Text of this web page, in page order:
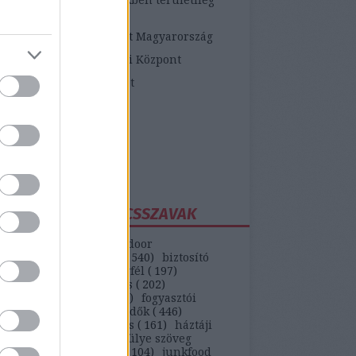
Fogyasztói Központ Magyarország
Fogyasztóvédelmi Központ
Békéltető Testület
Alapítvány
KULCSSZAVAK
backdoor
540) biztosító
bkv 133 boldog ügyfél ( 197)
csalás ( 202)
) fogyasztói
(442) gvti-fogyasztóvédők ( 446)
149) házhozszállítás ( 161 ) háztáji
hülye szöveg
internet 104)
junkfood